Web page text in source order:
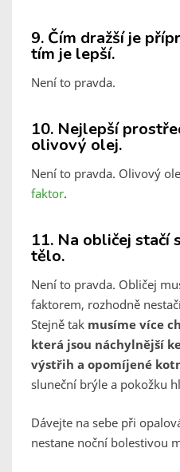
9. Čím dražší je
tím je lepší.
Není to pravda.
10. Nejlepší
olivový olej.
Není to pravda. Olivový
faktor.
11. Na obličej stačí
tělo.
Není to pravda. Obličej
faktorem, rozhodně
Stejně tak musíme více
která jsou náchylnější
výstřih a opomíjené
sluneční brýle a pokožku
Dávejte na sebe při
nestane noční bolestivou